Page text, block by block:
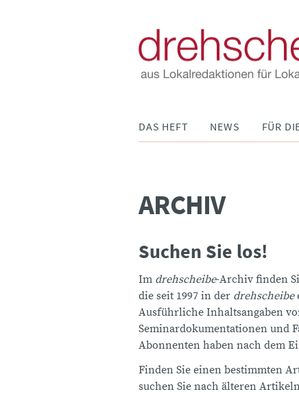
DAS HEFT NEWS FÜR
ARCHIV
Suchen Sie los!
Im drehscheibe-Archiv finden
die seit 1997 in der drehscheibe
Ausführliche Inhaltsangaben
Seminardokumentationen und
Abonnenten haben nach dem
Finden Sie einen bestimmten
suchen Sie nach älteren